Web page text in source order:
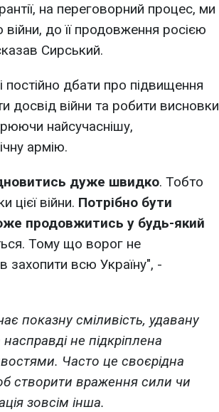
на переговорний процес, ми
війни, до її продовження росією
Сирський.
постійно дбати про підвищення
досвід війни та робити висновки
найсучаснішу,
армію.
дуже швидко. Тобто
цієї війни. Потрібно бути
продовжитись у будь-який
Тому що ворог не
захопити всю Україну", -
показну сміливість, удавану
не підкріплена
Часто це своєрідна
створити враження сили чи
зовсім інша.